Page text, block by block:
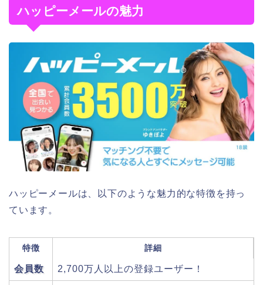
ハッピーメールの魅力
ハッピーメールは、以下のような魅力的な特徴を持っ
ています。
特徴 詳細
会員数 2,700万人以上の登録ユーザー！